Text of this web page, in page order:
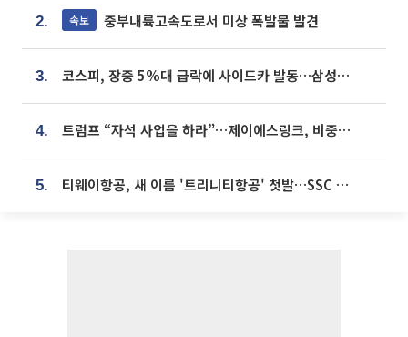
2. 속보 중부내륙고속도로서 미상 폭발물 발견
3. 코스피, 장중 5%대 급락에 사이드카 발동…삼성·SK 동반 폭락
4. 트럼프 “자석 사업을 하라”…제이에스링크, 비중국 영구자석 공급망 구축 속도
5. 티웨이항공, 새 이름 '트리니티항공' 첫발…SSC 전략 본격화